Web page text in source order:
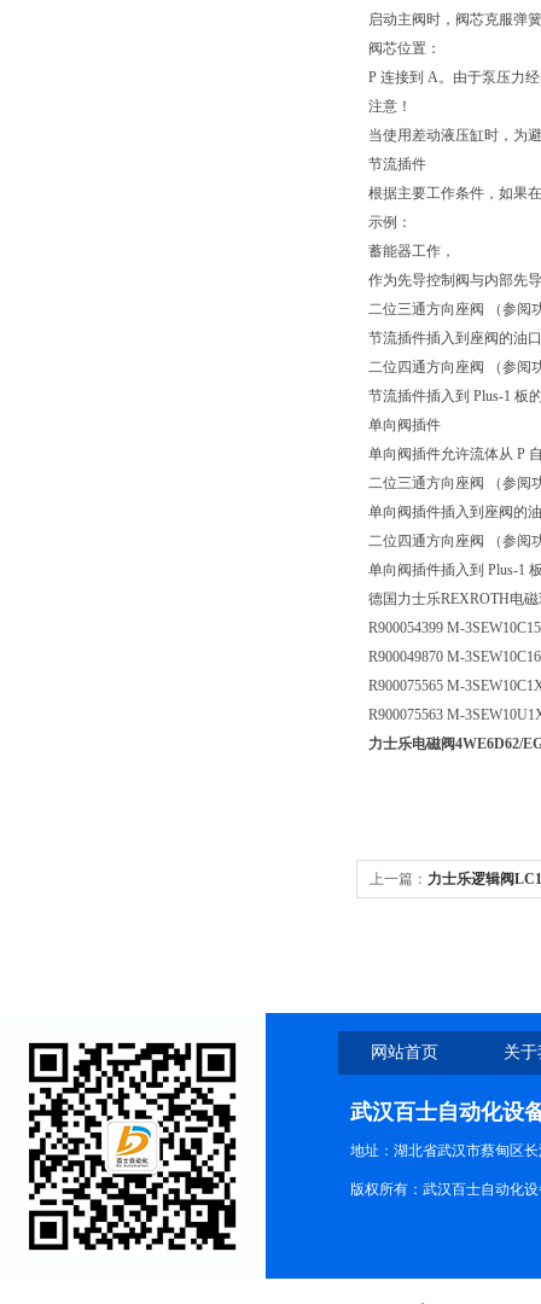
启动主阀时，阀芯克服弹
阀芯位置：
P 连接到 A。由于泵压力
注意！
当使用差动液压缸时，为
节流插件
根据主要工作条件，如果
示例：
蓄能器工作，
作为先导控制阀与内部先
二位三通方向座阀 （参阅
节流插件插入到座阀的油
二位四通方向座阀 （参阅
节流插件插入到 Plus-1 板
单向阀插件
单向阀插件允许流体从 P
二位三通方向座阀 （参阅
单向阀插件插入到座阀的
二位四通方向座阀 （参阅
单向阀插件插入到 Plus-1
德国力士乐REXROTH电
R900054399 M-
R900049870 M-
R900075565 M-
R900075563 M-
力士乐电磁阀4WE6D62/
上一篇： 力士乐逻辑阀
网站首页 关
武汉百士自动化设
地址：湖北省武汉市蔡甸区
版权所有：武汉百士自动化